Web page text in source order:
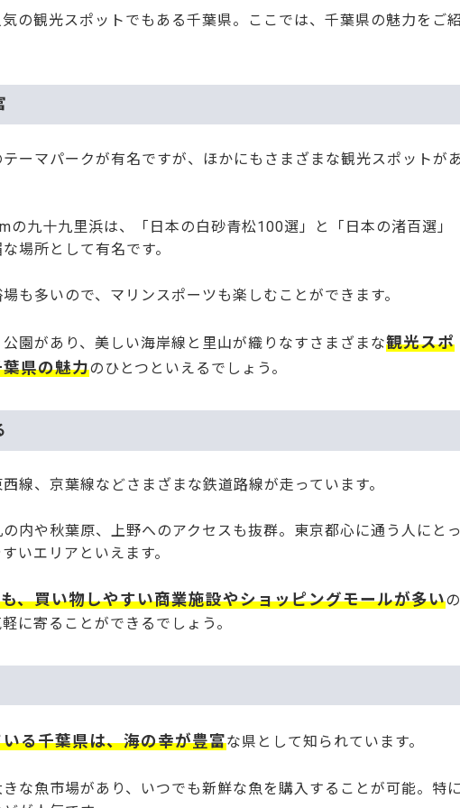
の観光スポットでもある千葉県。ここでは、千葉県の魅力をご
ーマパークが有名ですが、ほかにもさまざまな観光スポットが
の九十九里浜は、「日本の白砂青松100選」と「日本の渚百選」
場所として有名です。
も多いので、マリンスポーツも楽しむことができます。
園があり、美しい海岸線と里山が織りなすさまざまな観光スポ
県の魅力のひとつといえるでしょう。
線、京葉線などさまざまな鉄道路線が走っています。
内や秋葉原、上野へのアクセスも抜群。東京都心に通う人にと
いエリアといえます。
、買い物しやすい商業施設やショッピングモールが多いの
に寄ることができるでしょう。
る千葉県は、海の幸が豊富な県として知られています。
な魚市場があり、いつでも新鮮な魚を購入することが可能。特